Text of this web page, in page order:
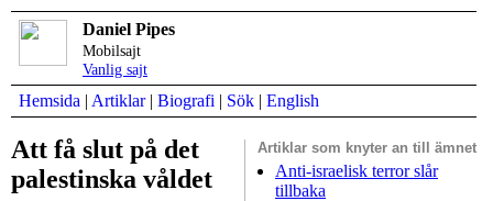
Daniel Pipes
Mobilsajt
Vanlig sajt
Hemsida | Artiklar| Biografi | Sök | English
Artiklar som knyter an till ämnet
Anti-israelisk terror slår
tillbaka
Att få slut på det
palestinska våldet